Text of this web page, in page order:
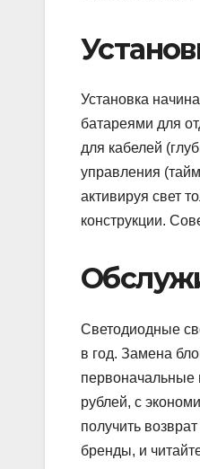
Установка
батареями для
для кабелей
управления
активируя свет
конструкции.
Светодиодные
в год. Замена
первоначальные
рублей, с
получить
бренды, и